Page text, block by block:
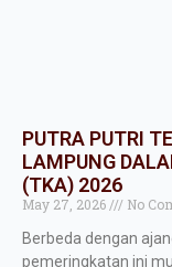
PUTRA PUTRI
LAMPUNG
(TKA) 2026
May 27, 2026
No
Berbeda dengan
pemeringkatan ini